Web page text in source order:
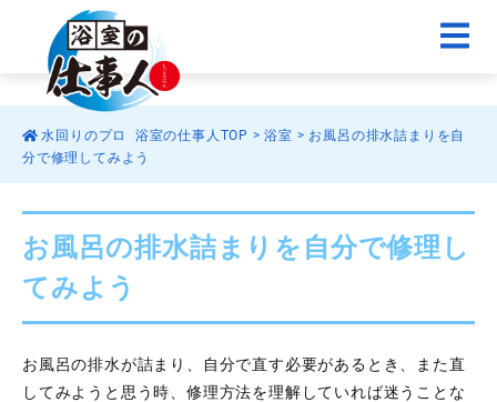
水回りのプロ 浴室の仕事人TOP >浴室 > お風呂の排水詰まりを自
分で修理してみよう
お風呂の排水詰まりを自分で修理し
てみよう
お風呂の排水が詰まり、自分で直す必要があるとき、また直
してみようと思う時、修理方法を理解していれば迷うことな